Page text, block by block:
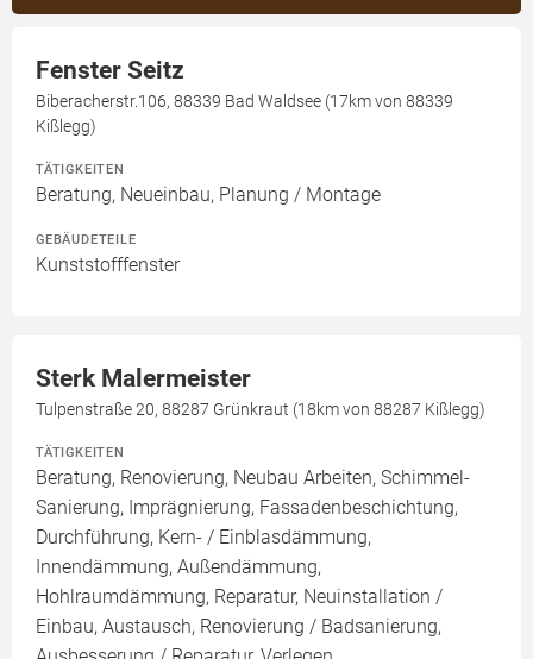
Fenster Seitz
Biberacherstr.106, 88339 Bad Waldsee (17km von 88339
Kißlegg)
TÄTIGKEITEN
Beratung, Neueinbau, Planung / Montage
GEBÄUDETEILE
Kunststofffenster
Sterk Malermeister
Tulpenstraße 20, 88287 Grünkraut (18km von 88287 Kißlegg)
TÄTIGKEITEN
Beratung, Renovierung, Neubau Arbeiten, Schimmel-
Sanierung, Imprägnierung, Fassadenbeschichtung,
Durchführung, Kern- / Einblasdämmung,
Innendämmung, Außendämmung,
Hohlraumdämmung, Reparatur, Neuinstallation /
Einbau, Austausch, Renovierung / Badsanierung,